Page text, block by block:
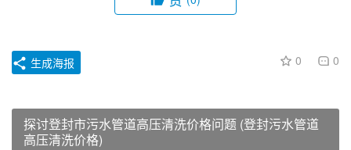
0 0
生成海报
探讨登封市污水管道高压清洗价格问题 (登封污水管道
高压清洗价格)